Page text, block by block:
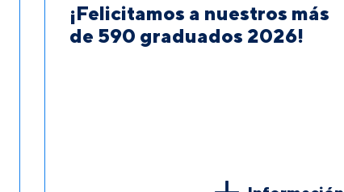
¡Felicitamos a nuestros más
de 590 graduados 2026!